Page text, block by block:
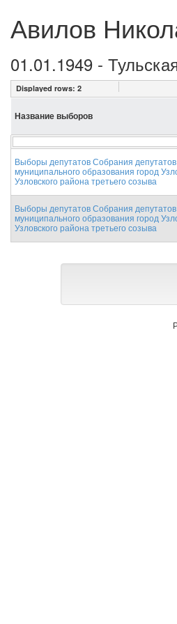
Авилов
01.01.1949 -
Displayed rows: 2
Название выборов
Выборы депутатов Собрания депутатов
муниципального образования город
Узловского района третьего созыва
Выборы депутатов Собрания депутатов
муниципального образования город
Узловского района третьего созыва